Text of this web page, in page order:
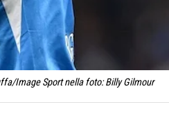
Image Sport nella foto: Billy Gilmour